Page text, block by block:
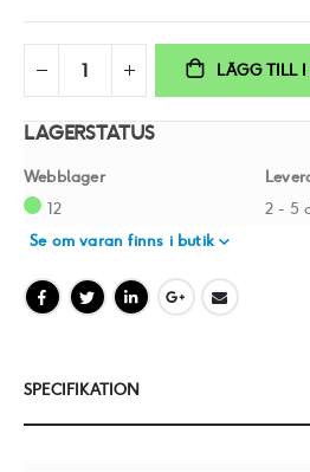
LÄGG TILL
LAGERSTATUS
Webblager
12
2 - 5
Se om varan finns i butik
SPECIFIKATION